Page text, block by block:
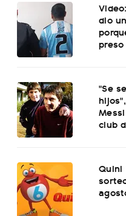
dio
preso
"Se
club
Quini